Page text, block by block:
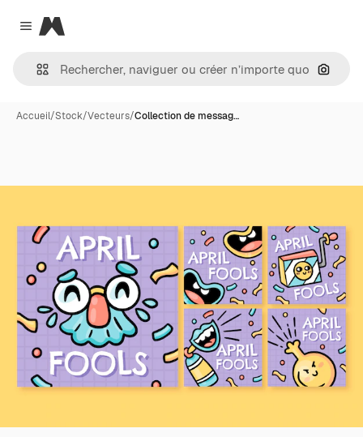
Close menu
Magnific
Accueil/Stock/Vecteurs/Collection de messag…